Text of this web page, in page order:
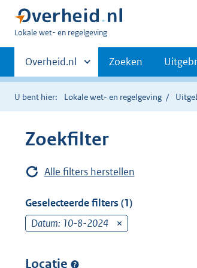
U
hier:
Lokale wet- en regelgeving
Primaire
navigatie
Andere
sites
binnen
Overheid.nl Zoeken
U bent hier: Lokale wet- en regelgeving
Zoekfilter
Alle filters herstellen
Geselecteerde filters (1)
Datum: 10-8-2024
Locatie